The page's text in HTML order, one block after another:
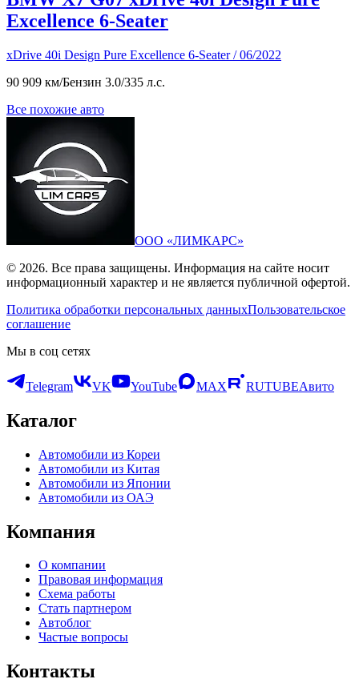
Excellence 6-Seater
xDrive 40i Design Pure Excellence 6-Seater / 06/2022
90 909 км/Бензин 3.0/335 л.с.
Все похожие авто
ООО «ЛИМКАРС»
© 2026. Все права защищены. Информация на сайте носит
информационный характер и не является публичной офертой.
Политика обработки персональных данныхПользовательское
соглашение
Мы в соц сетях
Telegram VK YouTube MAX RUTUBEАвито
Каталог
Автомобили из Кореи
Автомобили из Китая
Автомобили из Японии
Автомобили из ОАЭ
Компания
О компании
Правовая информация
Схема работы
Стать партнером
Автоблог
Частые вопросы
Контакты